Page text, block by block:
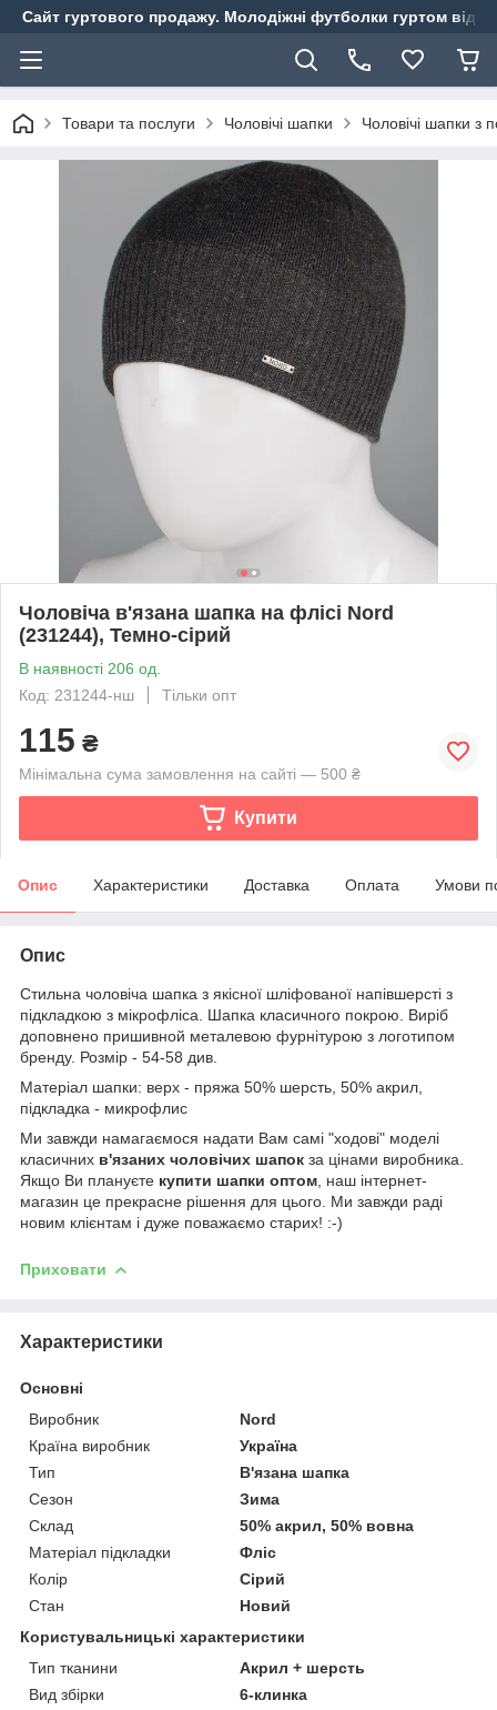
Сайт гуртового продажу. Молодіжні футболки гуртом від
Товари та послуги Чоловічі шапки Чоловічі шапки з
Чоловіча в'язана шапка на флісі Nord
(231244), Темно-сірий
В наявності 206 од.
Код: 231244-нш
Тільки опт
115 ₴
Мінімальна сума замовлення на сайті — 500 ₴
Купити
Опис Характеристики Доставка Оплата Умови
Опис
Стильна чоловіча шапка з якісної шліфованої напівшерсті з
підкладкою з мікрофліса. Шапка класичного покрою. Виріб
доповнено пришивной металевою фурнітурою з логотипом
бренду. Розмір - 54-58 див.
Матеріал шапки: верх - пряжа 50% шерсть, 50% акрил,
підкладка - микрофлис
Ми завжди намагаємося надати Вам самі "ходові" моделі
класичних в'язаних чоловічих шапок за цінами виробника.
Якщо Ви плануєте купити шапки оптом , наш інтернет-
магазин це прекрасне рішення для цього. Ми завжди раді
новим клієнтам і дуже поважаємо старих! :-)
Приховати
Характеристики
Основні
Виробник
Nord
Країна виробник
Україна
Тип
В'язана шапка
Сезон
Зима
Склад
50% акрил, 50% вовна
Матеріал підкладки
Фліс
Колір
Сірий
Стан
Новий
Користувальницькі характеристики
Тип тканини
Акрил + шерсть
Вид збірки
6-клинка